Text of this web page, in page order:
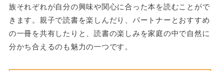
族それぞれが自分の興味や関心に合った本を読むことがで
きます。親子で読書を楽しんだり、パートナーとおすすめ
の一冊を共有したりと、読書の楽しみを家庭の中で自然に
分かち合えるのも魅力の一つです。